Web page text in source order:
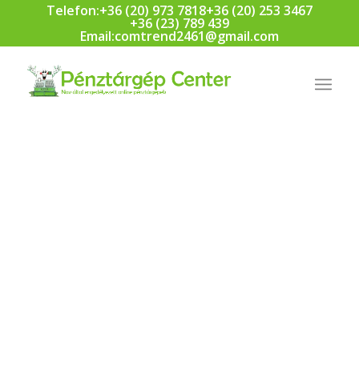
Telefon:+36 (20) 973 7818+36 (20) 253 3467
+36 (23) 789 439
Email:comtrend2461@gmail.com